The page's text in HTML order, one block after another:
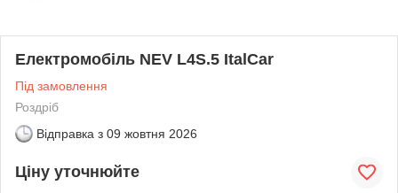
Електромобіль NEV L4S.5 ItalCar
Під замовлення
Роздріб
Відправка з 09 жовтня 2026
Ціну уточнюйте